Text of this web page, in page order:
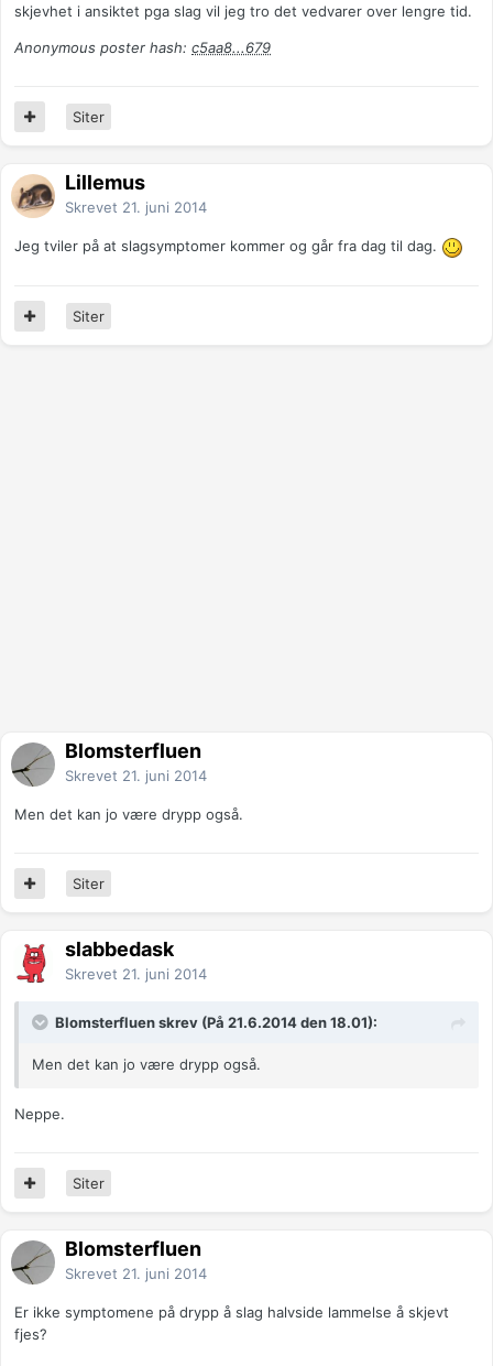
skjevhet i ansiktet pga slag vil jeg tro det vedvarer over lengre tid.
Anonymous poster hash: c5aa8...679
Siter
Lillemus
Skrevet 21. juni 2014
Jeg tviler på at slagsymptomer kommer og går fra dag til dag.
Siter
Blomsterfluen
Skrevet 21. juni 2014
Men det kan jo være drypp også.
Siter
slabbedask
Skrevet 21. juni 2014
Blomsterfluen skrev (På 21.6.2014 den 18.01):
Men det kan jo være drypp også.
Neppe.
Siter
Blomsterfluen
Skrevet 21. juni 2014
Er ikke symptomene på drypp å slag halvside lammelse å skjevt
fjes?